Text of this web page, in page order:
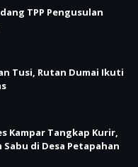
TPP Pengusulan
Tusi, Rutan Dumai Ikuti
Kampar Tangkap Kurir,
Sabu di Desa Petapahan